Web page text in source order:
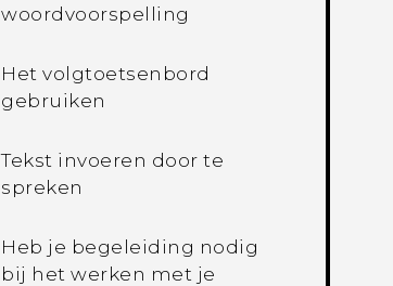
woordvoorspelling
Het volgtoetsenbord
gebruiken
Tekst invoeren door te
spreken
Heb je begeleiding nodig
bij het werken met je